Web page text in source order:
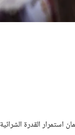
القدرة الشرائية